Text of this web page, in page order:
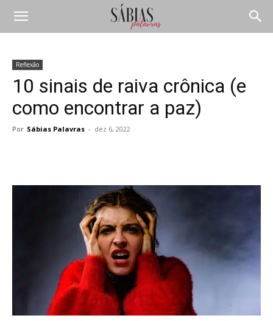
Reflexão
10 sinais de raiva crônica (e
como encontrar a paz)
Por Sábias Palavras - dez 6, 2022